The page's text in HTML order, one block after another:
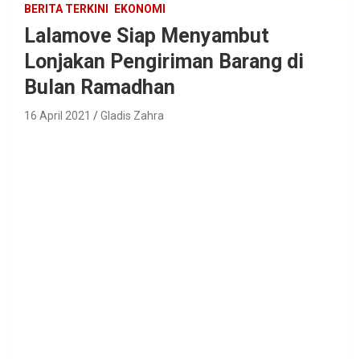
BERITA TERKINI EKONOMI
Lalamove Siap Menyambut
Lonjakan Pengiriman Barang di
Bulan Ramadhan
16 April 2021 Gladis Zahra